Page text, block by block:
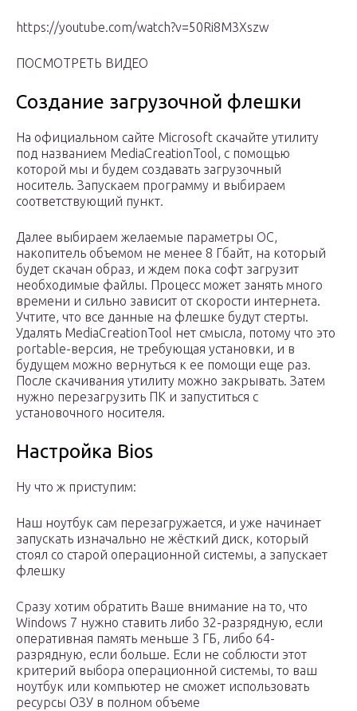
https://youtube.com/watch?v=50Ri8M3Xszw
ПОСМОТРЕТЬ ВИДЕО
Создание загрузочной флешки
На официальном сайте Microsoft скачайте утилиту
под названием MediaCreationTool, с помощью
которой мы и будем создавать загрузочный
носитель. Запускаем программу и выбираем
соответствующий пункт.
Далее выбираем желаемые параметры ОС,
накопитель объемом не менее 8 Гбайт, на который
будет скачан образ, и ждем пока софт загрузит
необходимые файлы. Процесс может занять много
времени и сильно зависит от скорости интернета.
Учтите, что все данные на флешке будут стерты.
Удалять MediaCreationTool нет смысла, потому что это
portable-версия, не требующая установки, и в
будущем можно вернуться к ее помощи еще раз.
После скачивания утилиту можно закрывать. Затем
нужно перезагрузить ПК и запуститься с
установочного носителя.
Настройка Bios
Ну что ж приступим:
Наш ноутбук сам перезагружается, и уже начинает
запускать изначально не жёсткий диск, который
стоял со старой операционной системы, а запускает
флешку
Сразу хотим обратить Ваше внимание на то, что
Windows 7 нужно ставить либо 32-разрядную, если
оперативная память меньше 3 ГБ, либо 64-
разрядную, если больше. Если не соблюсти этот
критерий выбора операционной системы, то ваш
ноутбук или компьютер не сможет использовать
ресурсы ОЗУ в полном объеме